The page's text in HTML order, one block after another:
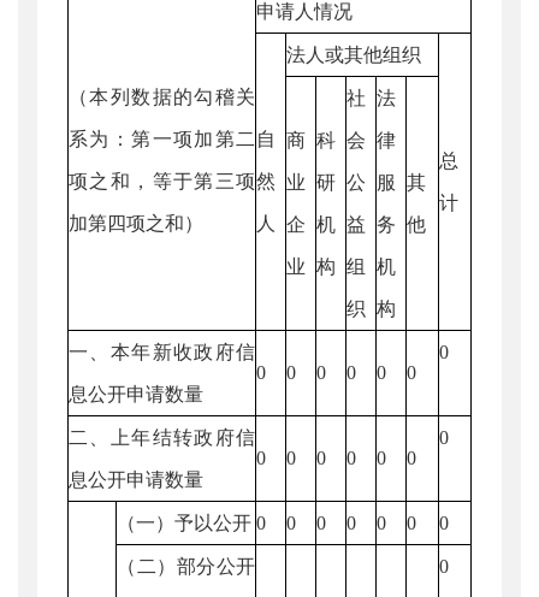
（本列数据的勾稽关
系为：第一项加第二
项之和，等于第三项
加第四项之和）
申请人情况
自
然
人
法人或其他组织
总
计
商
业
企
业
科
研
机
构
社
会
公
益
组
织
法
律
服
务
机
构
其
他
一、本年新收政府信
息公开申请数量
0 0 0 0 0 0
0
二、上年结转政府信
息公开申请数量
0 0 0 0 0 0
0
（一）予以公开 0 0 0 0 0 0 0
（二）部分公开 0